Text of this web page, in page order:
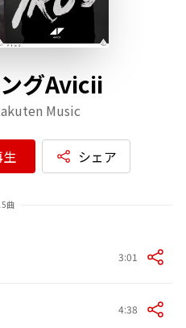
グAvicii
Music
シェア
曲
3:01
4:38